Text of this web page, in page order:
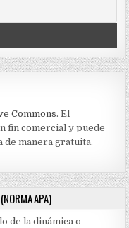
Commons. El
fin comercial y puede
manera gratuita.
APA)
de la dinámica o